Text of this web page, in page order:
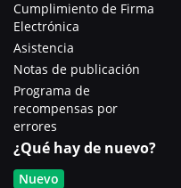
Cumplimiento de Firma
Electrónica
Asistencia
Notas de publicación
Programa de
recompensas por
errores
¿Qué hay de nuevo?
Nuevo